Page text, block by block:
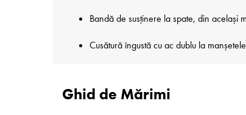
Bandă de susținere la spate, din același
Cusătură îngustă cu ac dublu la
Ghid de Mărimi